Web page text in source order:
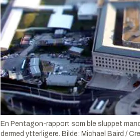
En Pentagon-rapport som ble sluppet
dermed ytterligere. Bilde: Michael Baird /